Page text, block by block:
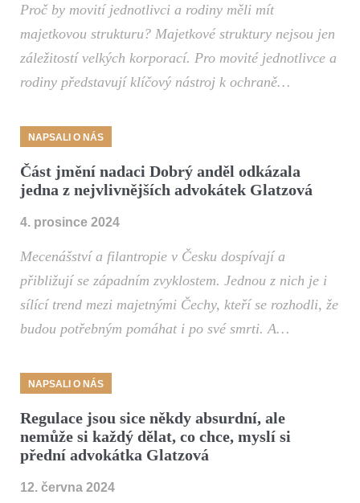
Proč by movití jednotlivci a rodiny měli mít
majetkovou strukturu? Majetkové struktury nejsou jen
záležitostí velkých korporací. Pro movité jednotlivce a
rodiny představují klíčový nástroj k ochraně…
NAPSALI O NÁS
Část jmění nadaci Dobrý anděl odkázala
jedna z nejvlivnějších advokátek Glatzová
4. prosince 2024
Mecenášství a filantropie v Česku dospívají a
přibližují se západním zvyklostem. Jednou z nich je i
sílící trend mezi majetnými Čechy, kteří se rozhodli, že
budou potřebným pomáhat i po své smrti. A…
NAPSALI O NÁS
Regulace jsou sice někdy absurdní, ale
nemůže si každý dělat, co chce, myslí si
přední advokátka Glatzová
12. června 2024